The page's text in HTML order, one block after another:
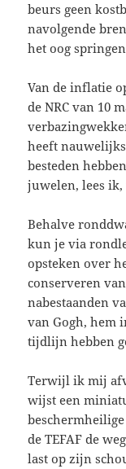
beurs geen
navolgende
het oog
Van de inflatie
de NRC van 10
heeft
besteden
juwelen, lees
Behalve
kun je via
opsteken over
conserveren
nabestaanden
van Gogh, hem
tijdlijn hebben
Terwijl ik mij
wijst een
de TEFAF de
last op zijn